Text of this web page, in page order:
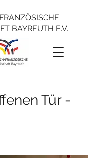
BAYREUTH E.V.
Tür -